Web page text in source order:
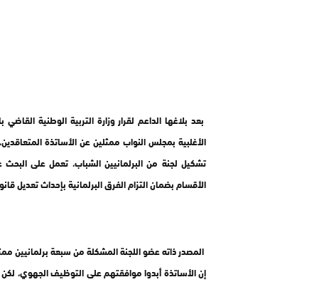
بعد بلاغها الداعم لقرار وزارة التربية الوطنية
الأغلبية بمجلس النواب ممثلين عن الأساتذة
تشكيل لجنة من البرلمانيين الشباب، تعمل على
الأقسام بضمان التزام الفرق البرلمانية بإحداث
المصدر ذاته عضو اللجنة المشكلة من سبعة برلمانيين
إن الأساتذة أبدوا موافقتهم على التوظيف الجهوي،